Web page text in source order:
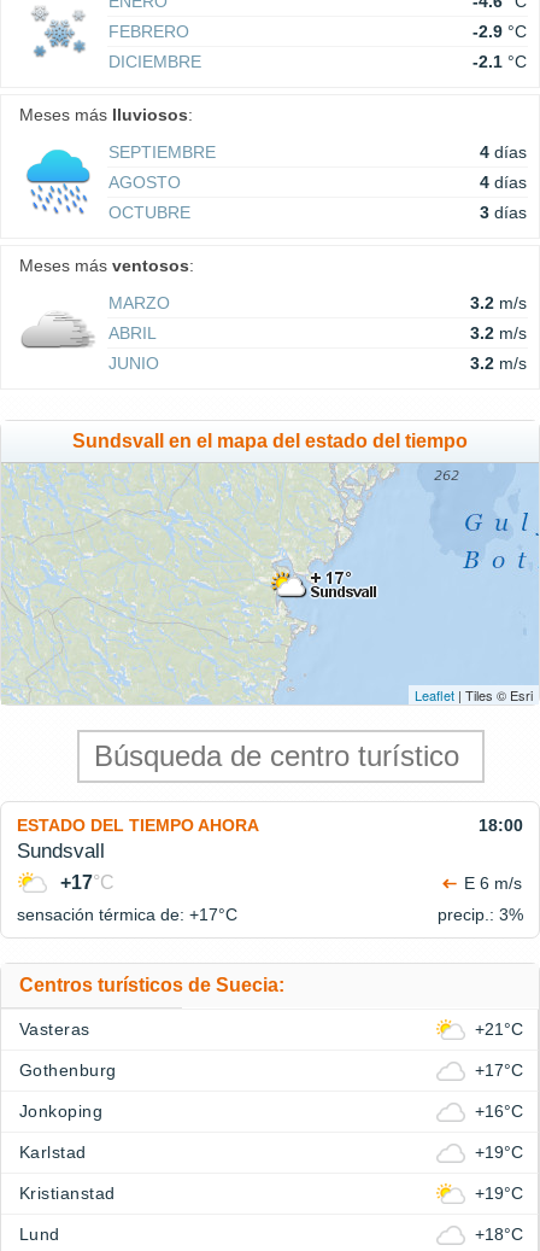
FEBRERO
-2.9 °C
DICIEMBRE
-2.1 °C
Meses más lluviosos:
SEPTIEMBRE
4 días
AGOSTO
4 días
OCTUBRE
3 días
Meses más ventosos:
MARZO
3.2 m/s
ABRIL
3.2 m/s
JUNIO
3.2 m/s
Sundsvall en el mapa del estado del tiempo
Leaflet | Tiles © Esri
ESTADO DEL TIEMPO AHORA 18:00
Sundsvall
+17°C
E 6 m/s
sensación térmica de: +17°C precip.: 3%
Centros turísticos de Suecia:
Vasteras +21°C
Gothenburg +17°C
Jonkoping +16°C
Karlstad +19°C
Kristianstad +19°C
Lund +18°C